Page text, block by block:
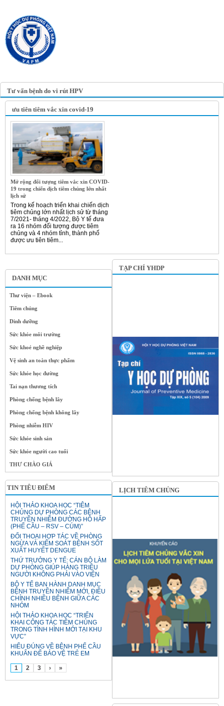
Tư vấn bệnh do vi rút HPV
DANH MỤC
Thư viện – Ebook
Tiêm chủng
Dinh dưỡng
Sức khỏe môi trường
Sức khoẻ nghề nghiệp
Vệ sinh an toàn thực phẩm
Sức khỏe học đường
Tai nạn thương tích
Phòng chống bệnh lây
Phòng chống bệnh không lây
Phòng nhiễm HIV
Sức khỏe sinh sản
Sức khỏe người cao tuổi
THƯ CHÀO GIÁ
TIN TIÊU ĐIỂM
HỘI THẢO KHOA HỌC “TIÊM
CHỦNG DỰ PHÒNG CÁC BỆNH
TRUYỀN NHIỄM ĐƯỜNG HÔ HẤP
(PHẾ CẦU – RSV – CÚM)”
ĐỐI THOẠI HỢP TÁC VỀ PHÒNG
NGỪA VÀ KIỂM SOÁT BỆNH SỐT
XUẤT HUYẾT DENGUE
THỨ TRƯỞNG Y TẾ: CÁN BỘ LÀM
DỰ PHÒNG GIÚP HÀNG TRIỆU
NGƯỜI KHÔNG PHẢI VÀO VIỆN
BỘ Y TẾ BAN HÀNH DANH MỤC
BỆNH TRUYỀN NHIỄM MỚI, ĐIỀU
CHỈNH NHIỀU BỆNH GIỮA CÁC
NHÓM
HỘI THẢO KHOA HỌC “TRIỂN
KHAI CÔNG TÁC TIÊM CHỦNG
TRONG TÌNH HÌNH MỚI TẠI KHU
VỰC”
HIỂU ĐÚNG VỀ BỆNH PHẾ CẦU
KHUẨN ĐỂ BẢO VỆ TRẺ EM
1 2 3 › »
ưu tiên tiêm vắc xin covid-19
Mở rộng đối tượng tiêm vắc xin COVID-
19 trong chiến dịch tiêm chủng lớn nhất
lịch sử
Trong kế hoạch triển khai chiến dịch
tiêm chủng lớn nhất lịch sử từ tháng
7/2021- tháng 4/2022, Bộ Y tế đưa
ra 16 nhóm đối tượng được tiêm
chủng và 4 nhóm tỉnh, thành phố
được ưu tiên tiêm...
TẠP CHÍ YHDP
LỊCH TIÊM CHỦNG